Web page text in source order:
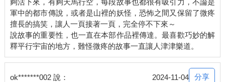
軍中的都市傳說，或者是山裡的妖怪，恐怖之間又保留了微疼
擅長的搞笑，讓人一頁接著一頁，完全停不下來～
說故事的重要性，也一直在本部作品裡傳達。最喜歡巧妙的解
ok*******002 說： 2024-11-04 分享